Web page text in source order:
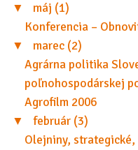
▼
máj (1)
Konferencia –
▼
marec (2)
Agrárna politika
poľnohospodárskej
Agrofilm 2006
▼
február (3)
Olejniny,